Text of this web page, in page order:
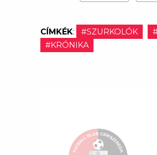
CÍMKÉK: #SZURKOLÓK
#KRÓNIKA